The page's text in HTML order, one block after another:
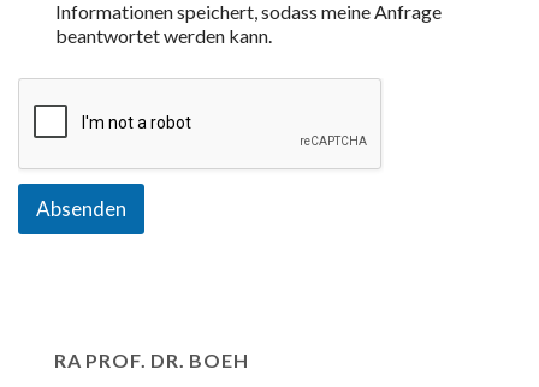
Informationen speichert, sodass meine Anfrage
beantwortet werden kann.
Absenden
RA PROF. DR. BOEH